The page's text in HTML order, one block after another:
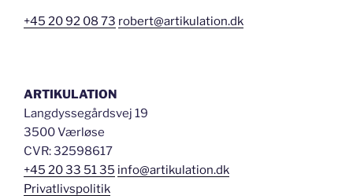
+45 20 92 08 73 robert@artikulation.dk
ARTIKULATION
Langdyssegårdsvej 19
3500 Værløse
CVR: 32598617
+45 20 33 51 35 info@artikulation.dk
Privatlivspolitik